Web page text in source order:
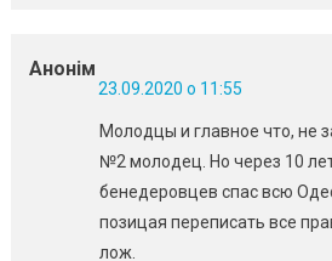
Анонім
23.09.2020 о 11:55
Молодцы и главное что, не
№2 молодец. Но через 10
бенедеровцев спас всю
позицая переписать все
лож.